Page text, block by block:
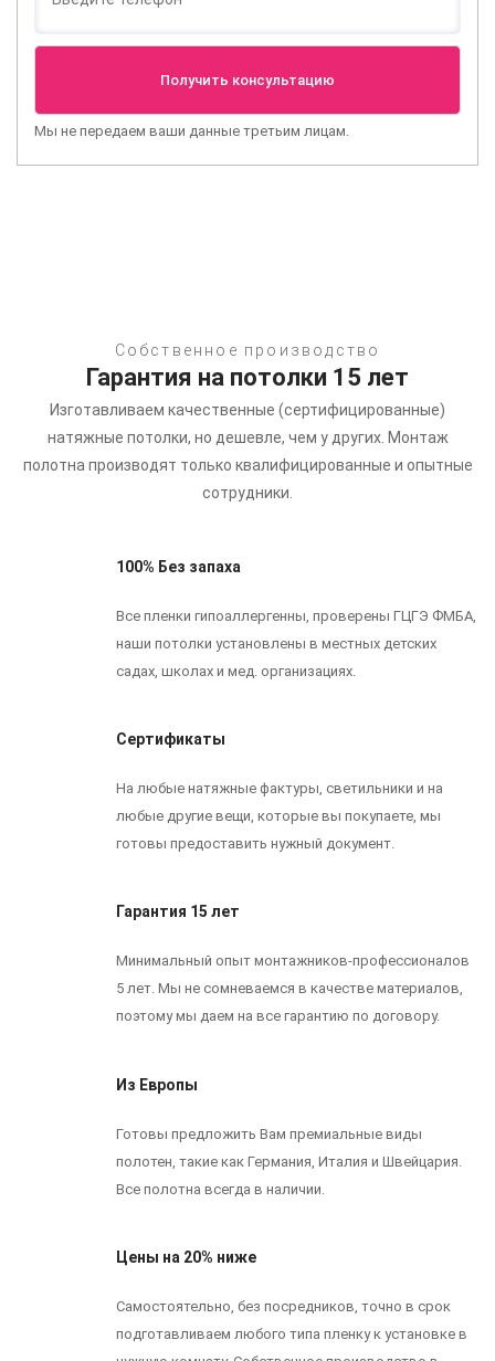
Мы не передаем ваши данные третьим лицам.
Собственное производство
Гарантия на потолки 15 лет
Изготавливаем качественные (сертифицированные)
натяжные потолки, но дешевле, чем у других. Монтаж
полотна производят только квалифицированные и опытные
сотрудники.
100% Без запаха
Все пленки гипоаллергенны, проверены ГЦГЭ ФМБА,
наши потолки установлены в местных детских
садах, школах и мед. организациях.
Сертификаты
На любые натяжные фактуры, светильники и на
любые другие вещи, которые вы покупаете, мы
готовы предоставить нужный документ.
Гарантия 15 лет
Минимальный опыт монтажников-профессионалов
5 лет. Мы не сомневаемся в качестве материалов,
поэтому мы даем на все гарантию по договору.
Из Европы
Готовы предложить Вам премиальные виды
полотен, такие как Германия, Италия и Швейцария.
Все полотна всегда в наличии.
Цены на 20% ниже
Самостоятельно, без посредников, точно в срок
подготавливаем любого типа пленку к установке в